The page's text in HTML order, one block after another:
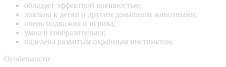
обладает эффектной внешностью;
лояльна к детям и другим домашним животными;
очень подвижна и игрива;
умна и сообразительна;
наделена развитым охранным инстинктом.
Особенности